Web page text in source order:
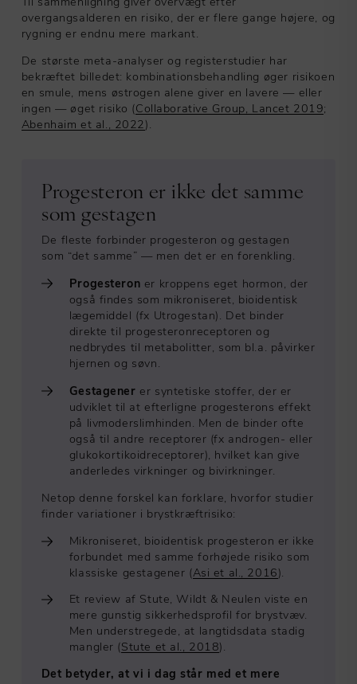
overgangsalderen en risiko, der er flere gange højere, og
rygning er endnu mere markant.
De største meta-analyser og registerstudier har
bekræftet billedet: kombinationsbehandling øger risikoen
en smule, mens østrogen alene giver en lavere — eller
ingen — øget risiko (Collaborative Group, Lancet 2019;
Abenhaim et al., 2022).
Progesteron er ikke det samme
som gestagen
De fleste forbinder progesteron og gestagen
som “det samme” — men det er en forenkling.
Progesteron er kroppens eget hormon, der
også findes som mikroniseret, bioidentisk
lægemiddel (fx Utrogestan). Det binder
direkte til progesteronreceptoren og
nedbrydes til metabolitter, som bl.a. påvirker
hjernen og søvn.
Gestagener er syntetiske stoffer, der er
udviklet til at efterligne progesterons effekt
på livmoderslimhinden. Men de binder ofte
også til andre receptorer (fx androgen- eller
glukokortikoidreceptorer), hvilket kan give
anderledes virkninger og bivirkninger.
Netop denne forskel kan forklare, hvorfor studier
finder variationer i brystkræftrisiko:
Mikroniseret, bioidentisk progesteron er ikke
forbundet med samme forhøjede risiko som
klassiske gestagener (Asi et al., 2016).
Et review af Stute, Wildt & Neulen viste en
mere gunstig sikkerhedsprofil for brystvæv.
Men understregede, at langtidsdata stadig
mangler (Stute et al., 2018).
Det betyder, at vi i dag står med et mere